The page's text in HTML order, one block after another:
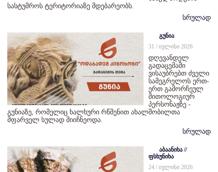
სასტუმროს ტერიტორიაზე მდებარეობს.
სრულად
გუნია
31 / ივლისი 2026
დღევანდელ
გადაცემაში
ვისაუბრებთ ძველი
სამეგრელოს ერთ-
ერთ გამორჩეულ
მითოლოგიურ
პერსონაჟზე -
გუნიაზე, რომელიც ხალხური რწმენით ახალშობილთა
მფარველ სულად მიიჩნეოდა.
სრულად
აბაანიხა //
ფსხუნიხა
24 / ივლისი 2026